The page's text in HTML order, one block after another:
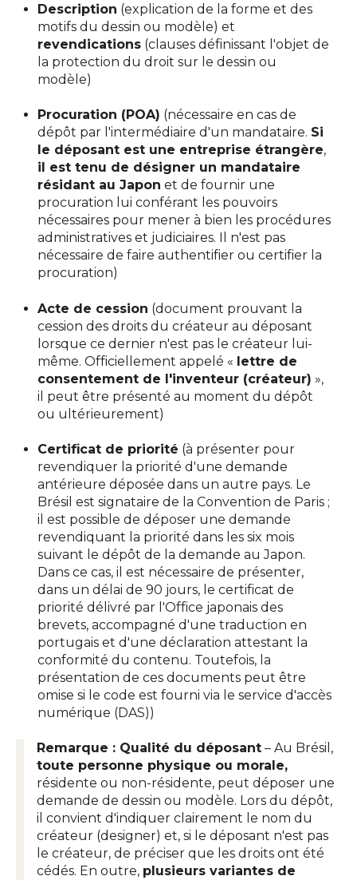
Description (explication de la forme et des
motifs du dessin ou modèle) et
revendications (clauses définissant l'objet de
la protection du droit sur le dessin ou
modèle)
Procuration (POA) (nécessaire en cas de
dépôt par l'intermédiaire d'un mandataire. Si
le déposant est une entreprise étrangère,
il est tenu de désigner un mandataire
résidant au Japon et de fournir une
procuration lui conférant les pouvoirs
nécessaires pour mener à bien les procédures
administratives et judiciaires. Il n'est pas
nécessaire de faire authentifier ou certifier la
procuration)
Acte de cession (document prouvant la
cession des droits du créateur au déposant
lorsque ce dernier n'est pas le créateur lui-
même. Officiellement appelé « lettre de
consentement de l'inventeur (créateur) »,
il peut être présenté au moment du dépôt
ou ultérieurement)
Certificat de priorité (à présenter pour
revendiquer la priorité d'une demande
antérieure déposée dans un autre pays. Le
Brésil est signataire de la Convention de Paris ;
il est possible de déposer une demande
revendiquant la priorité dans les six mois
suivant le dépôt de la demande au Japon.
Dans ce cas, il est nécessaire de présenter,
dans un délai de 90 jours, le certificat de
priorité délivré par l'Office japonais des
brevets, accompagné d'une traduction en
portugais et d'une déclaration attestant la
conformité du contenu. Toutefois, la
présentation de ces documents peut être
omise si le code est fourni via le service d'accès
numérique (DAS))
Remarque : Qualité du déposant – Au Brésil,
toute personne physique ou morale,
résidente ou non-résidente, peut déposer une
demande de dessin ou modèle. Lors du dépôt,
il convient d'indiquer clairement le nom du
créateur (designer) et, si le déposant n'est pas
le créateur, de préciser que les droits ont été
cédés. En outre, plusieurs variantes de